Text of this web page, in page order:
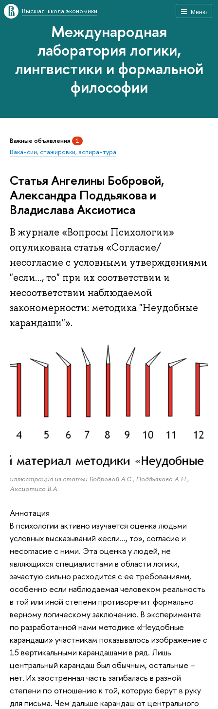
Меню
Высшая школа экономики
Международная
лаборатория логики,
лингвистики и формальной
философии
Важные объявления 1
Вакансии, стажировки, аспирантура
Статья Ангелины Бобровой,
Александра Поддьякова и
Владислава Аксиотиса
В журнале «Вопросы Психологии»
опуликована статья «Согласие/
несогласие с условными утверждениями
"если…, то" при их соответствии и
несоответствии наблюдаемой
закономерности: методика "Неудобные
карандаши"».
иллюстрация из статьи Бобровой А.С., Поддьякова А.Н.,
Аксиотиса В.А.
Аннотация
В психологии активно изучается оценка людьми
условных высказываний «если…, то», согласие и
несогласие с ними. Эта оценка у людей, не
являющихся специалистами в области логики,
зачастую сильно расходится с ее требованиями,
особенно если наблюдаемая человеком реальность
в той или иной степени противоречит формально
верному логическому заключению. В эксперименте
по разработанной нами методике «Неудобные
карандаши» участникам показывалось изображение с
15 вертикальными карандашами в ряд. Лишь
центральный карандаш был обычным, остальные –
нет. Их заостренная часть загибалась в разной
степени по отношению к той, которую берут в руку
для письма. Чем дальше карандаш от центрального